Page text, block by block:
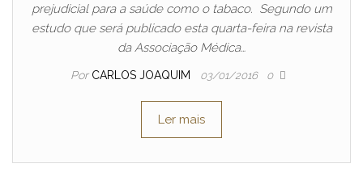
prejudicial para a saúde como o tabaco. Segundo um
estudo que será publicado esta quarta-feira na revista
da Associação Médica…
Por CARLOS JOAQUIM 03/01/2016 0
Ler mais